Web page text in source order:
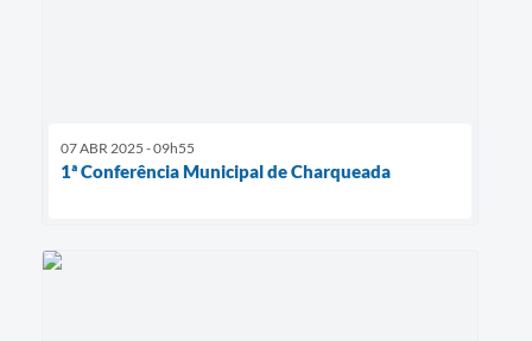
07 ABR 2025 - 09h55
1ª Conferência Municipal de Charqueada